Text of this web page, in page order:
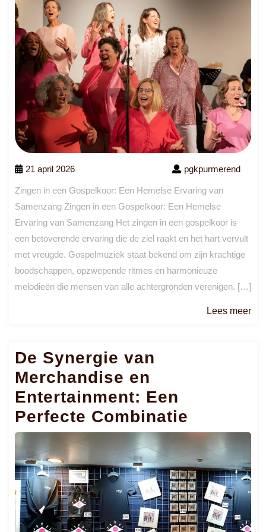
21 april 2026 pgkpurmerend
Zingen in een Gospelkoor: Een Hemelse Ervaring van
Samenzang Zingen in een Gospelkoor: Een Hemelse
Ervaring van Samenzang Het zingen in een gospelkoor is
een betoverende ervaring die de ziel raakt en het hart vervult
met vreugde. Gospelmuziek staat bekend om zijn krachtige
boodschappen, opzwepende ritmes en harmonieuze
melodieën die mensen van alle achtergronden verenigen. […]
Lees meer
De Synergie van
Merchandise en
Entertainment: Een
Perfecte Combinatie